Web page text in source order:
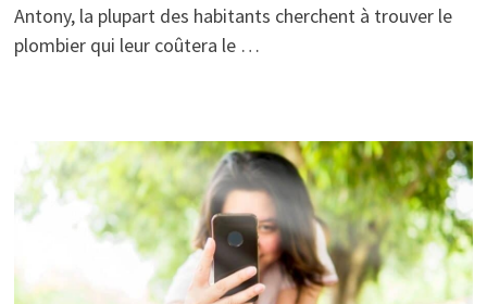
Antony, la plupart des habitants cherchent à trouver le
plombier qui leur coûtera le …